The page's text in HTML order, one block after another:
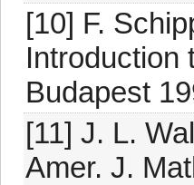
[10] F.
Introduction
Budapest
[11] J. L.
Amer. J.